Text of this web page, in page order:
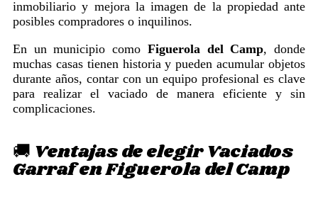
inmobiliario y mejora la imagen de la propiedad ante
posibles compradores o inquilinos.
En un municipio como Figuerola del Camp, donde
muchas casas tienen historia y pueden acumular objetos
durante años, contar con un equipo profesional es clave
para realizar el vaciado de manera eficiente y sin
complicaciones.
🚚 Ventajas de elegir Vaciados
Garraf en Figuerola del Camp